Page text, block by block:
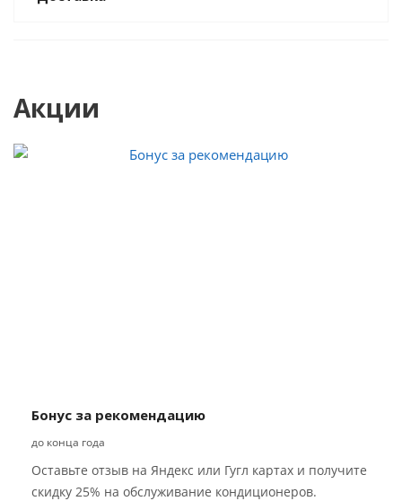
Акции
Бонус за рекомендацию
до конца года
Оставьте отзыв на Яндекс или Гугл картах и получите
скидку 25% на обслуживание кондиционеров.